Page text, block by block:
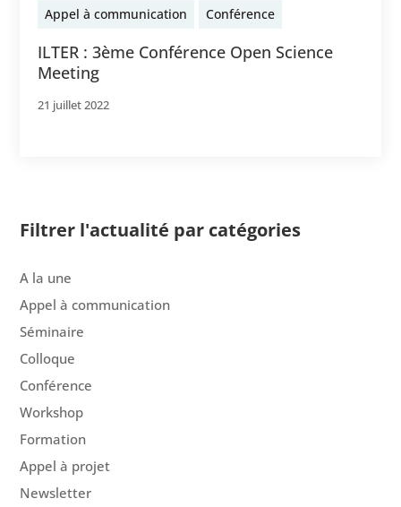
Appel à communication Conférence
ILTER : 3ème Conférence Open Science
Meeting
21 juillet 2022
Filtrer l'actualité par catégories
A la une
Appel à communication
Séminaire
Colloque
Conférence
Workshop
Formation
Appel à projet
Newsletter